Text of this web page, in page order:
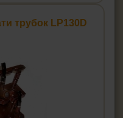
трубок LP130D